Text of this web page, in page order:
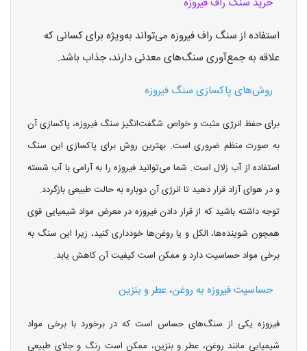
استفاده از سنگ راف فیروزه می‌تواند به‌ویژه برای کسانی که
علاقه به جمع‌آوری سنگ‌های معدنی دارند، جذاب باشد.
روش‌های پاکسازی سنگ فیروزه
برای حفظ انرژی مثبت و خواص شگفت‌انگیز سنگ فیروزه، پاکسازی آن
به صورت منظم ضروری است. بهترین روش برای پاکسازی این سنگ
استفاده از آب زلال است. شما می‌توانید فیروزه را به آرامی با آب شسته
و در هوای آزاد قرار دهید تا انرژی آن دوباره به حالت طبیعی بازگردد.
توجه داشته باشید که از قرار دادن فیروزه در معرض مواد شیمیایی قوی
همچون شوینده‌ها، الکل و یا روغن‌ها خودداری کنید، زیرا این سنگ به
برخی مواد حساسیت دارد و ممکن است کیفیت آن کاهش یابد.
حساسیت فیروزه به روغن، عطر و بنزین
فیروزه یکی از سنگ‌های حساس است که در برخورد با برخی مواد
شیمیایی مانند روغن، عطر و بنزین، ممکن است رنگ و جلای طبیعی